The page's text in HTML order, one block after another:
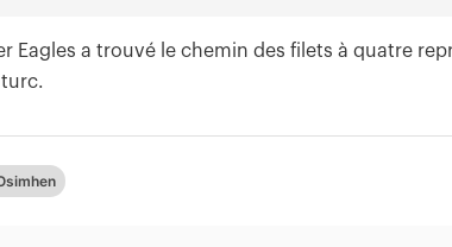
Eagles a trouvé le chemin des filets à quatre